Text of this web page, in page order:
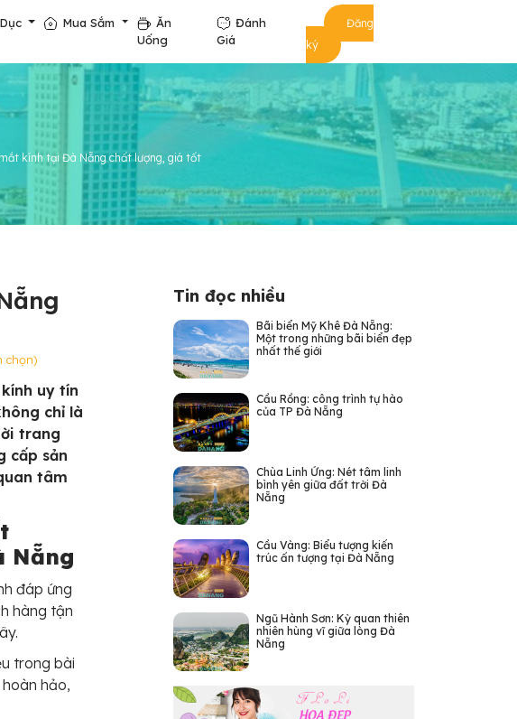
Mua Sắm
Ăn
Uống
Đánh
Giá
Đăng
ký
kính tại Đà Nẵng chất lượng, giá tốt
chọn)
uy tín
chỉ là
trang
cấp sản
tâm
Nẵng
đáp ứng
hàng tận
trong bài
hảo,
Tin đọc nhiều
Bãi biển Mỹ Khê Đà Nẵng:
Một trong những bãi biển đẹp
nhất thế giới
Cầu Rồng: công trình tự hào
của TP Đà Nẵng
Chùa Linh Ứng: Nét tâm linh
bình yên giữa đất trời Đà
Nẵng
Cầu Vàng: Biểu tượng kiến
trúc ấn tượng tại Đà Nẵng
Ngũ Hành Sơn: Kỳ quan thiên
nhiên hùng vĩ giữa lòng Đà
Nẵng